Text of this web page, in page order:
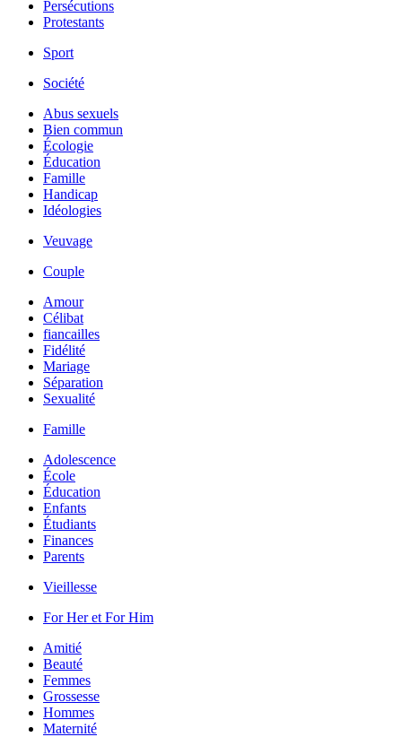
Persécutions
Protestants
Sport
Société
Abus sexuels
Bien commun
Écologie
Éducation
Famille
Handicap
Idéologies
Veuvage
Couple
Amour
Célibat
fiancailles
Fidélité
Mariage
Séparation
Sexualité
Famille
Adolescence
École
Éducation
Enfants
Étudiants
Finances
Parents
Vieillesse
For Her et For Him
Amitié
Beauté
Femmes
Grossesse
Hommes
Maternité